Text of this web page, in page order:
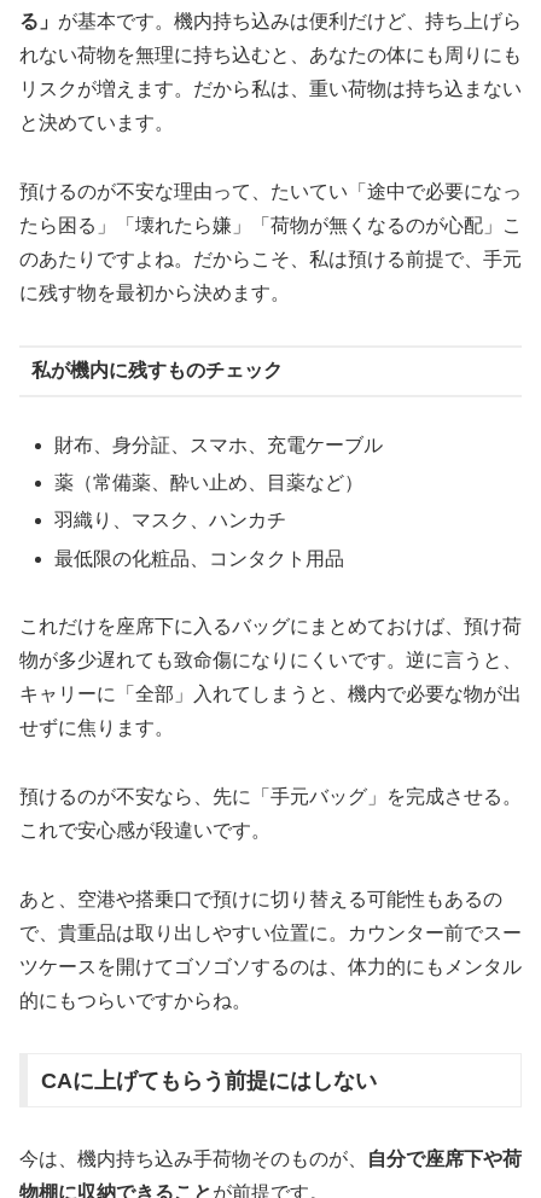
る」 が基本です。機内持ち込みは便利だけど、持ち上げら
れない荷物を無理に持ち込むと、あなたの体にも周りにも
リスクが増えます。だから私は、重い荷物は持ち込まない
と決めています。
預けるのが不安な理由って、たいてい「途中で必要になっ
たら困る」「壊れたら嫌」「荷物が無くなるのが心配」こ
のあたりですよね。だからこそ、私は預ける前提で、手元
に残す物を最初から決めます。
私が機内に残すものチェック
財布、身分証、スマホ、充電ケーブル
薬（常備薬、酔い止め、目薬など）
羽織り、マスク、ハンカチ
最低限の化粧品、コンタクト用品
これだけを座席下に入るバッグにまとめておけば、預け荷
物が多少遅れても致命傷になりにくいです。逆に言うと、
キャリーに「全部」入れてしまうと、機内で必要な物が出
せずに焦ります。
預けるのが不安なら、先に「手元バッグ」を完成させる。
これで安心感が段違いです。
あと、空港や搭乗口で預けに切り替える可能性もあるの
で、貴重品は取り出しやすい位置に。カウンター前でスー
ツケースを開けてゴソゴソするのは、体力的にもメンタル
的にもつらいですからね。
CAに上げてもらう前提にはしない
今は、機内持ち込み手荷物そのものが、
自分で座席下や荷
物棚に収納できることが前提です。